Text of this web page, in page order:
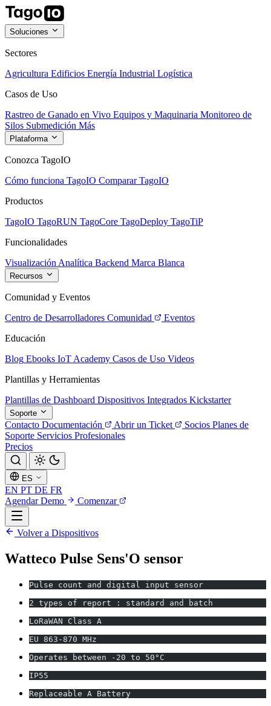
Soluciones
Sectores
Agricultura Edificios Energía Industrial Logística
Casos de Uso
Rastreo de Ganado en Vivo Equipos y Maquinaria Monitoreo de
Silos Submedición Más
Plataforma
Conozca TagoIO
Cómo funciona TagoIO Comparar TagoIO
Productos
TagoIO TagoRUN TagoCore TagoDeploy TagoTiP
Funcionalidades
Visualización Analítica Backend Marca Blanca
Recursos
Comunidad y Eventos
Centro de Desarrolladores Comunidad
Eventos
Educación
Blog Ebooks IoT Academy Casos de Uso Videos
Plantillas y Herramientas
Plantillas de Dashboard Dispositivos Integrados Kickstarter
Soporte
Contacto Documentación Abrir un Ticket Socios Planes de
Soporte Servicios Profesionales
Precios
ES
EN PT DE FR
Agendar Demo
Comenzar
Volver a Dispositivos
Watteco Pulse Sens'O sensor
Pulse count and digital input sensor
2 types of report : standard and batch
LoRaWAN Class A
EU 863-870 MHz
Operates between -20 to 50°C
IP55
Replaceable A Battery